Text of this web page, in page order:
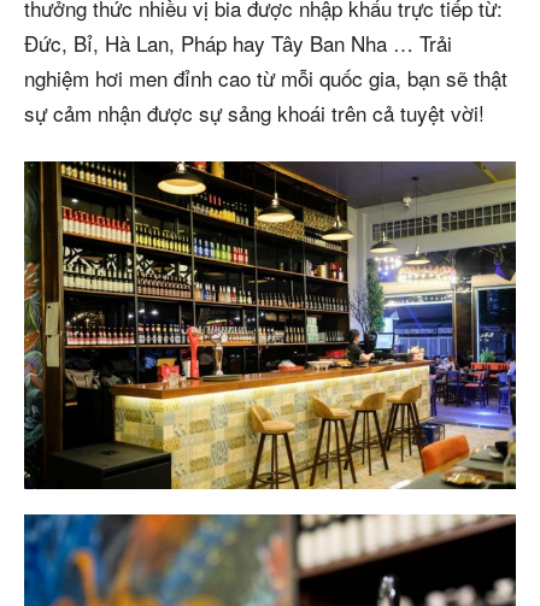
thưởng thức nhiều vị bia được nhập khẩu trực tiếp từ:
Đức, Bỉ, Hà Lan, Pháp hay Tây Ban Nha … Trải
nghiệm hơi men đỉnh cao từ mỗi quốc gia, bạn sẽ thật
sự cảm nhận được sự sảng khoái trên cả tuyệt vời!